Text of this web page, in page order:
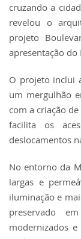
cruzando a
revelou o
projeto
apresentação do
O projeto inclui
um mergulhão
com a criação
facilita os
deslocamentos
No entorno da
largas e
iluminação e
preservado
modernizados